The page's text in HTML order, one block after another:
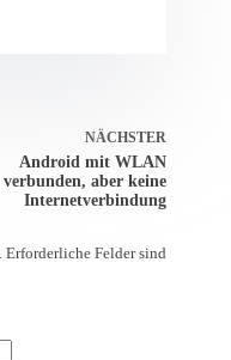
NÄCHSTER
Android mit WLAN
verbunden, aber keine
Internetverbindung
Erforderliche Felder sind